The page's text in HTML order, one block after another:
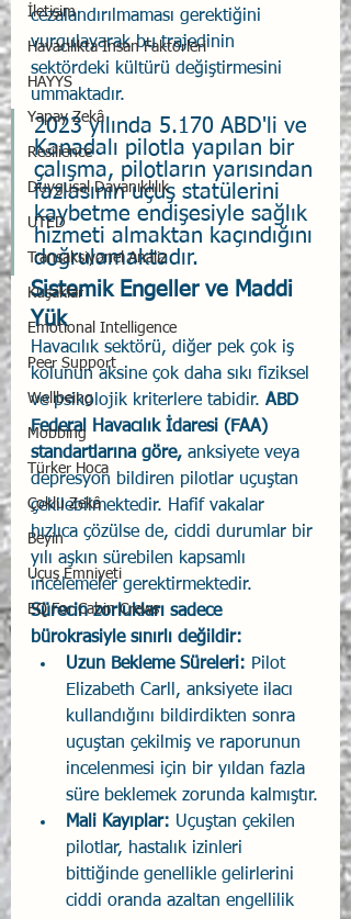
İletişim
Havacılıkta İnsan Faktörleri
HAYYS
Yapay Zekâ
Resilience
Duygusal Dayanıklılık
UTED
Transaksiyonel Analiz
Kuşaklar
Emotional Intelligence
Peer Support
Wellbeing
Mobbing
Türker Hoca
Çoklu Zekâ
Beyin
Uçuş Emniyeti
EQ For Cabin Crews
cezalandırılmaması gerektiğini
vurgulayarak bu trajedinin
sektördeki kültürü değiştirmesini
ummaktadır.
2023 yılında 5.170 ABD'li ve
Kanadalı pilotla yapılan bir
çalışma, pilotların yarısından
fazlasının uçuş statülerini
kaybetme endişesiyle sağlık
hizmeti almaktan kaçındığını
doğrulamaktadır.
Sistemik Engeller ve Maddi
Yük
Havacılık sektörü, diğer pek çok iş
kolunun aksine çok daha sıkı fiziksel
ve psikolojik kriterlere tabidir. ABD
Federal Havacılık İdaresi (FAA)
standartlarına göre, anksiyete veya
depresyon bildiren pilotlar uçuştan
çekilebilmektedir. Hafif vakalar
hızlıca çözülse de, ciddi durumlar bir
yılı aşkın sürebilen kapsamlı
incelemeler gerektirmektedir.
Sürecin zorlukları sadece
bürokrasiyle sınırlı değildir:
Uzun Bekleme Süreleri: Pilot
Elizabeth Carll, anksiyete ilacı
kullandığını bildirdikten sonra
uçuştan çekilmiş ve raporunun
incelenmesi için bir yıldan fazla
süre beklemek zorunda kalmıştır.
Mali Kayıplar: Uçuştan çekilen
pilotlar, hastalık izinleri
bittiğinde genellikle gelirlerini
ciddi oranda azaltan engellilik